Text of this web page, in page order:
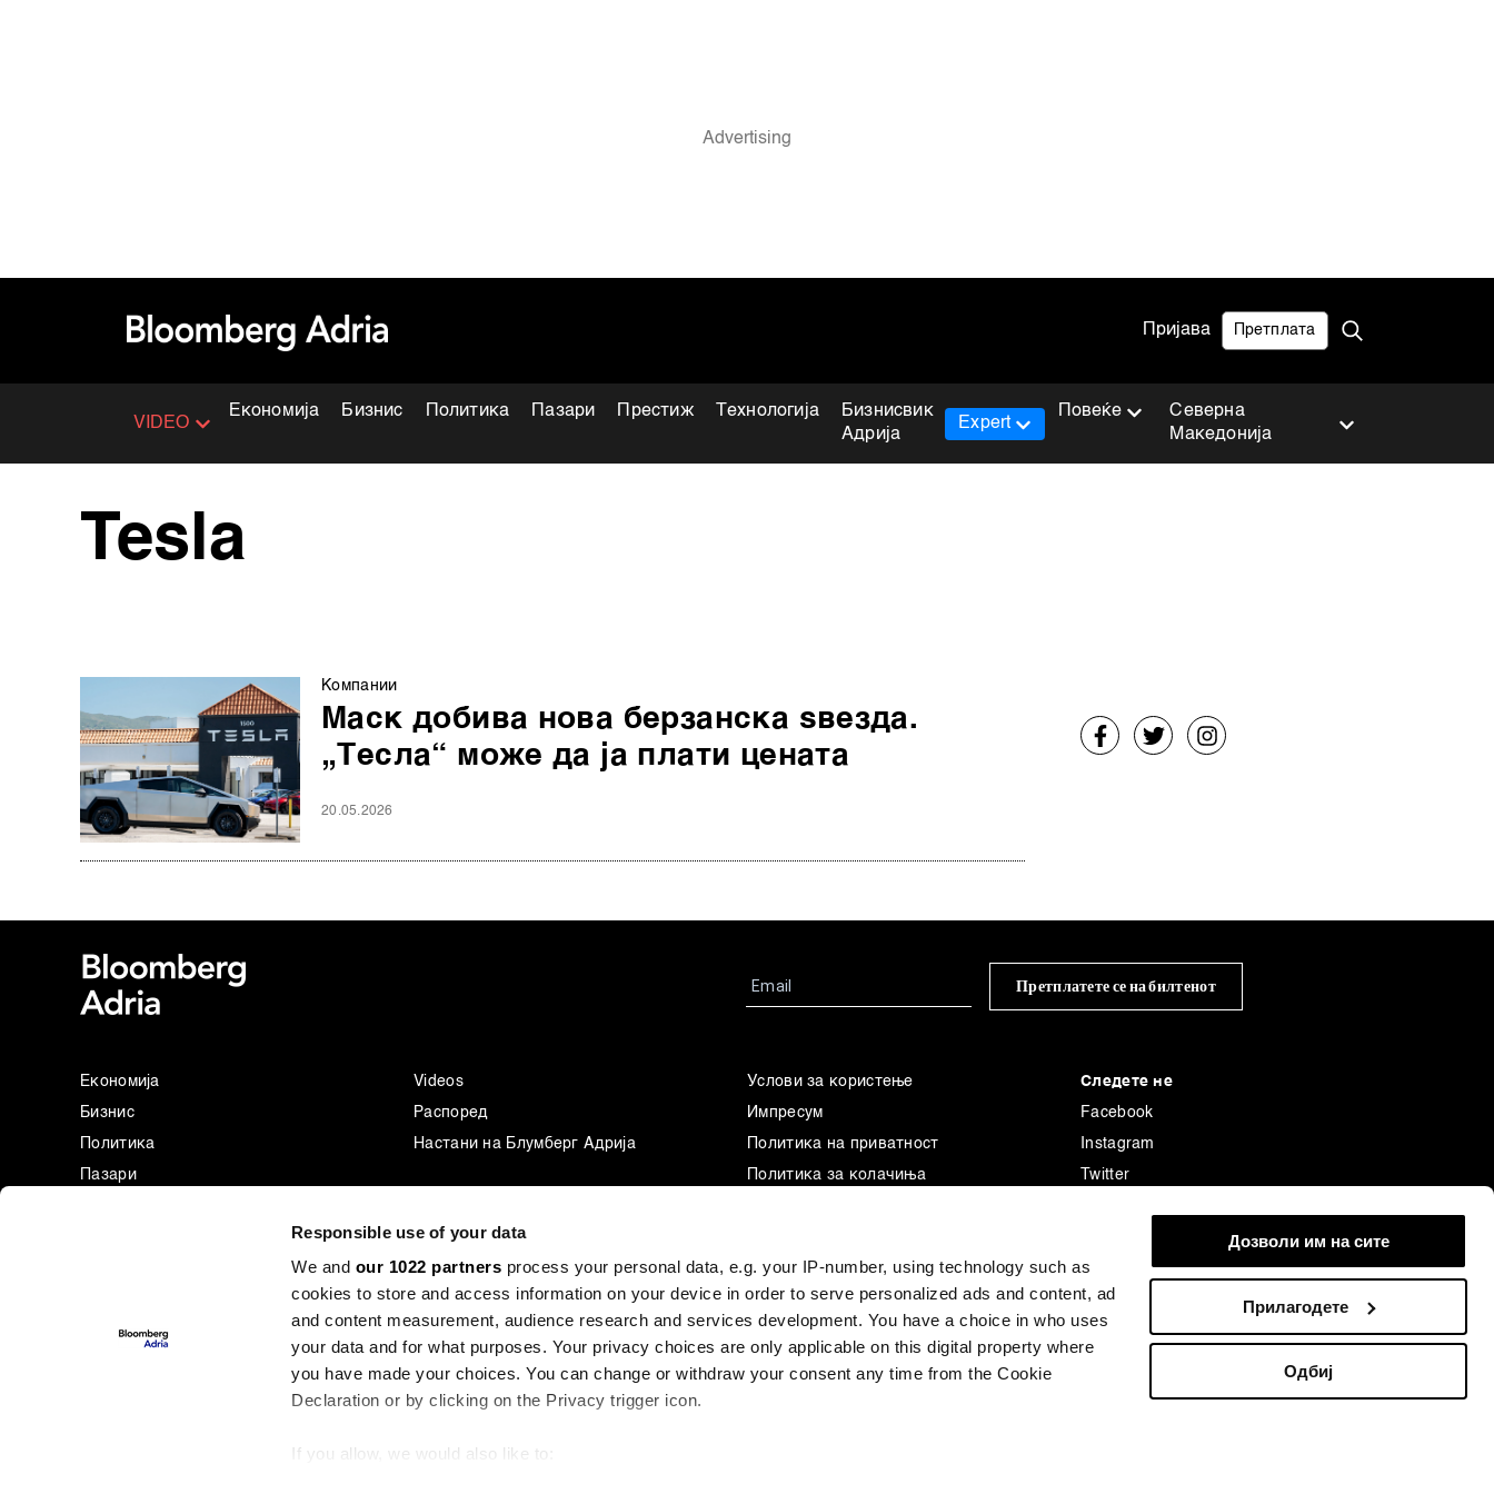
Responsible use of your data
We and our 1022 partners process your personal data, e.g. your IP-number, using technology such as
cookies to store and access information on your device in order to serve personalized ads and content, ad
and content measurement, audience research and services development. You have a choice in who uses
your data and for what purposes. Your privacy choices are only applicable on this digital property where
you have made your choices. You can change or withdraw your consent any time from the Cookie
Declaration or by clicking on the Privacy trigger icon.
If you allow, we would also like to:
Дозволи им на сите
Прилагодете
Одбиј
Пријава Претплата
VIDEO
Економија Бизнис Политика Пазари Престиж Технологија
Бизнисвик
Адрија
Северна
Македонија
Expert
Повеќе
Tesla
Компании
Маск добива нова берзанска ѕвезда.
„Тесла“ може да ја плати цената
20.05.2026
Претплатете се на билтенот
Економија
Бизнис
Политика
Пазари
Businessweek Adria
Videos
Распоред
Настани на Блумберг Адрија
Услови за користење
Импресум
Политика на приватност
Политика за колачиња
Следете не
Facebook
Instagram
Twitter